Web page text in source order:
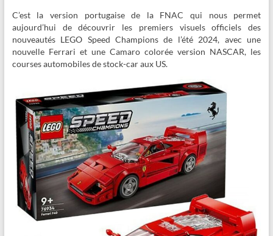
C’est la version portugaise de la FNAC qui nous permet
aujourd’hui de découvrir les premiers visuels officiels des
nouveautés LEGO Speed Champions de l’été 2024, avec une
nouvelle Ferrari et une Camaro colorée version NASCAR, les
courses automobiles de stock-car aux US.